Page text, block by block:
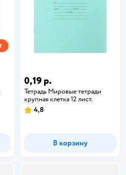
0,19 р.
Тетрадь Мировые тетради
крупная клетка 12 лист.
4,8
В корзину